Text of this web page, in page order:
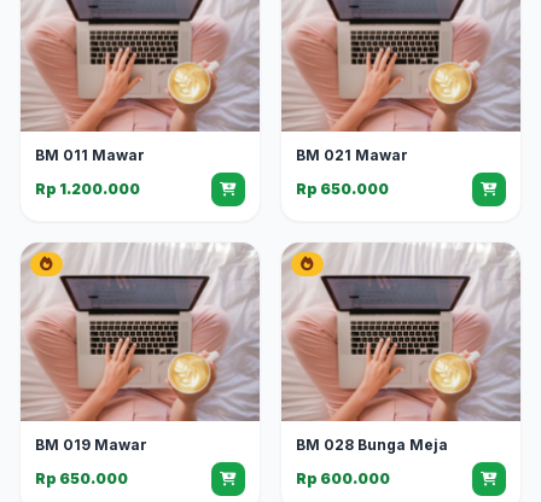
BM 011 Mawar
Rp 1.200.000
BM 021 Mawar
Rp 650.000
BM 019 Mawar
Rp 650.000
BM 028 Bunga Meja
Rp 600.000